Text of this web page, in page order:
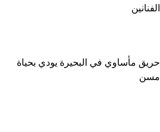
الفنانين
حريق مأساوي في البحيرة يودي بحياة
مسن